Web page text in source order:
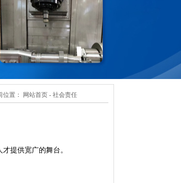
位置： 网站首页- 社会责任
提供宽广的舞台。